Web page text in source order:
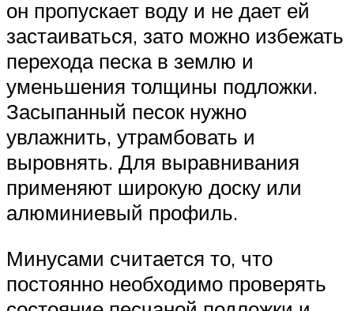
он пропускает воду и не дает ей
застаиваться, зато можно избежать
перехода песка в землю и
уменьшения толщины подложки.
Засыпанный песок нужно
увлажнить, утрамбовать и
выровнять. Для выравнивания
применяют широкую доску или
алюминиевый профиль.
Минусами считается то, что
постоянно необходимо проверять